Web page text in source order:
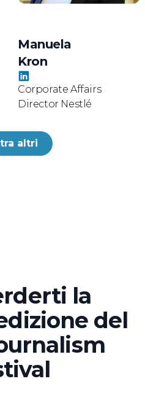
Manuela
Kron
Corporate Affairs
Director Nestlé
altri
la
del